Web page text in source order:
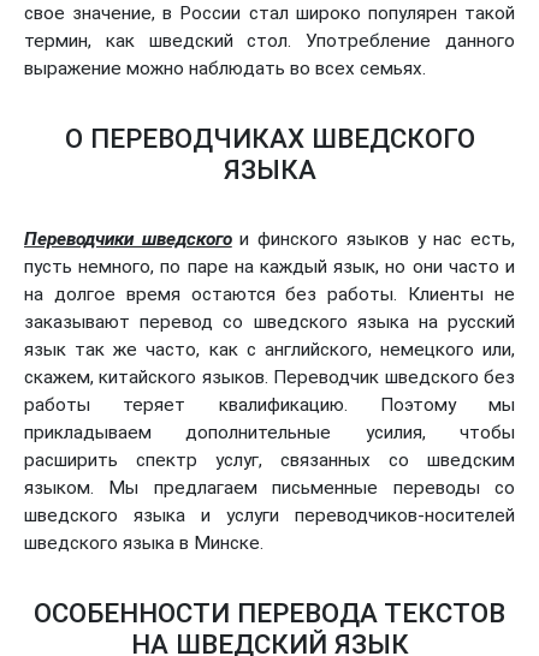
свое значение, в России стал широко популярен такой
термин, как шведский стол. Употребление данного
выражение можно наблюдать во всех семьях.
О ПЕРЕВОДЧИКАХ ШВЕДСКОГО
ЯЗЫКА
Переводчики шведскогои финского языков у нас есть,
пусть немного, по паре на каждый язык, но они часто и
на долгое время остаются без работы. Клиенты не
заказывают перевод со шведского языка на русский
язык так же часто, как с английского, немецкого или,
скажем, китайского языков. Переводчик шведского без
работы теряет квалификацию. Поэтому мы
прикладываем дополнительные усилия, чтобы
расширить спектр услуг, связанных со шведским
языком. Мы предлагаем письменные переводы со
шведского языка и услуги переводчиков-носителей
шведского языка в Минске.
ОСОБЕННОСТИ ПЕРЕВОДА ТЕКСТОВ
НА ШВЕДСКИЙ ЯЗЫК